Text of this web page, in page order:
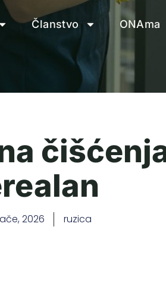
Članstvo ONAma
2026 ruzica